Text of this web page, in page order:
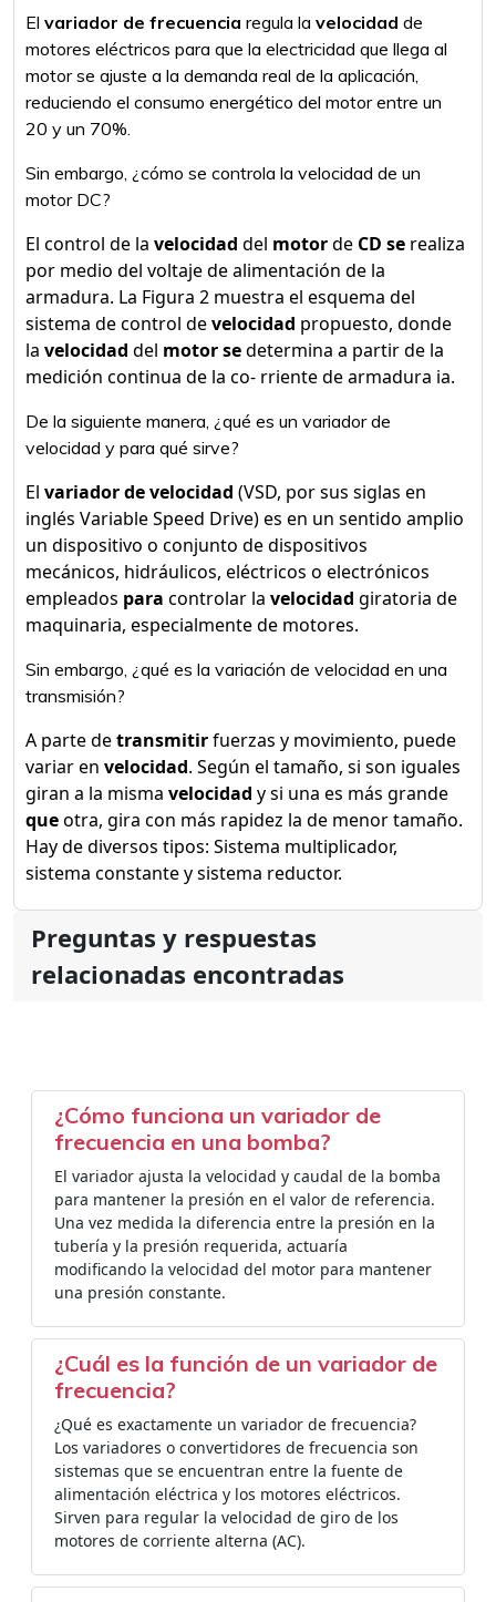
El variador de frecuencia regula la velocidad de
motores eléctricos para que la electricidad que llega al
motor se ajuste a la demanda real de la aplicación,
reduciendo el consumo energético del motor entre un
20 y un 70%.
Sin embargo, ¿cómo se controla la velocidad de un
motor DC?
El control de la velocidad del motorde CD se realiza
por medio del voltaje de alimentación de la
armadura. La Figura 2 muestra el esquema del
sistema de control develocidad propuesto, donde
la velocidad del motor sedetermina a partir de la
medición continua de la co- rriente de armadura ia.
De la siguiente manera, ¿qué es un variador de
velocidad y para qué sirve?
El variador de velocidad (VSD, por sus siglas en
inglés Variable Speed Drive) es en un sentido amplio
un dispositivo o conjunto de dispositivos
mecánicos, hidráulicos, eléctricos o electrónicos
empleados para controlar la velocidad giratoria de
maquinaria, especialmente de motores.
Sin embargo, ¿qué es la variación de velocidad en una
transmisión?
A parte detransmitirfuerzas y movimiento, puede
variar en velocidad. Según el tamaño, si son iguales
giran a la misma velocidad y si una es más grande
queotra, gira con más rapidez la de menor tamaño.
Hay de diversos tipos: Sistema multiplicador,
sistema constante y sistema reductor.
Preguntas y respuestas
relacionadas encontradas
¿Cómo funciona un variador de
frecuencia en una bomba?
El variador ajusta la velocidad y caudal de la bomba
para mantener la presión en el valor de referencia.
Una vez medida la diferencia entre la presión en la
tubería y la presión requerida, actuaría
modificando la velocidad del motor para mantener
una presión constante.
¿Cuál es la función de un variador de
frecuencia?
¿Qué es exactamente un variador de frecuencia?
Los variadores o convertidores de frecuencia son
sistemas que se encuentran entre la fuente de
alimentación eléctrica y los motores eléctricos.
Sirven para regular la velocidad de giro de los
motores de corriente alterna (AC).